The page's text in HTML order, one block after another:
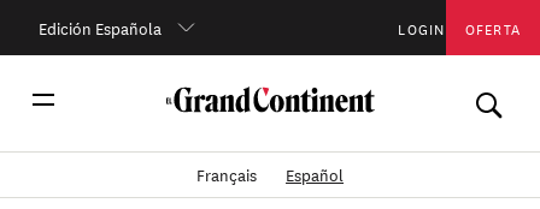
Edición Española LOGIN OFERTA
Français Español